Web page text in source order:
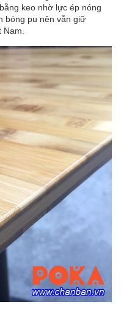
keo nhờ lực ép nóng
bóng pu nên vẫn giữ